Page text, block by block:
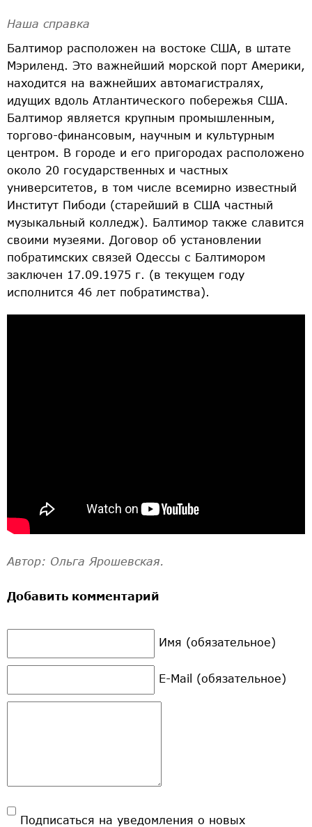
Наша справка
Балтимор расположен на востоке США, в штате
Мэриленд. Это важнейший морской порт Америки,
находится на важнейших автомагистралях,
идущих вдоль Атлантического побережья США.
Балтимор является крупным промышленным,
торгово-финансовым, научным и культурным
центром. В городе и его пригородах расположено
около 20 государственных и частных
университетов, в том числе всемирно известный
Институт Пибоди (старейший в США частный
музыкальный колледж). Балтимор также славится
своими музеями. Договор об установлении
побратимских связей Одессы с Балтимором
заключен 17.09.1975 г. (в текущем году
исполнится 46 лет побратимства).
Автор: Ольга Ярошевская.
Добавить комментарий
Имя (обязательное)
E-Mail (обязательное)
Подписаться на уведомления о новых